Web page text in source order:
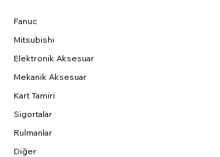
Fanuc
Mitsubishi
Elektronik Aksesuar
Mekanik Aksesuar
Kart Tamiri
Sigortalar
Rulmanlar
Diğer